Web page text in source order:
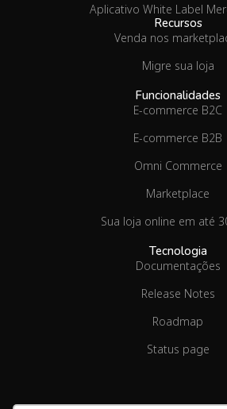
Aplicativo White Label
Recursos
Venda nos
Migre sua loja
Funcionalidades
E-commerce B2C
E-commerce B2B
Omni Commerce
Marketplace
Sua loja online em até
Tecnologia
Documentações
Release Notes
Roadmap
Status page